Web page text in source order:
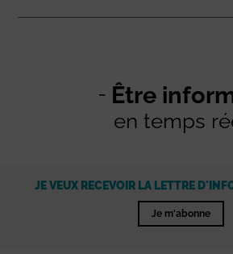
Être
en temps
JE VEUX RECEVOIR LA LETTRE
Je m'abonne